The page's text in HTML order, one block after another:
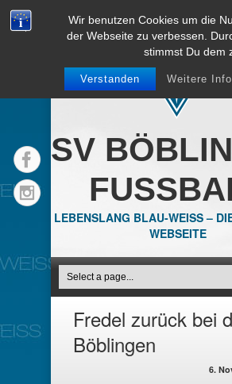
Wir benutzen Cookies um die
der Webseite zu verbessen.
stimmst Du dem
Verstanden Weitere
SV
LEBENSLANG BLAU-WEISS –
WEBSEITE
Fredel zurück bei
Böblingen
6.